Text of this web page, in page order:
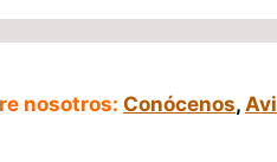
nosotros: Conócenos,